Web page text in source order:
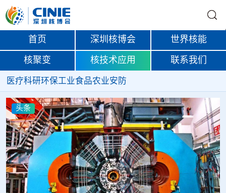
首页 深圳核博会 世界核能
核聚变 核技术应用 联系我们
医疗科研环保工业食品农业安防
头条